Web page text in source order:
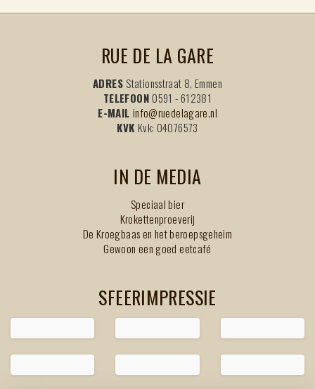
RUE DE LA GARE
ADRES Stationsstraat 8, Emmen
TELEFOON0591 - 612381
E-MAIL info@ruedelagare.nl
KVK Kvk: 04076573
IN DE MEDIA
Speciaal bier
Krokettenproeverij
De Kroegbaas en het beroepsgeheim
Gewoon een goed eetcafé
SFEERIMPRESSIE